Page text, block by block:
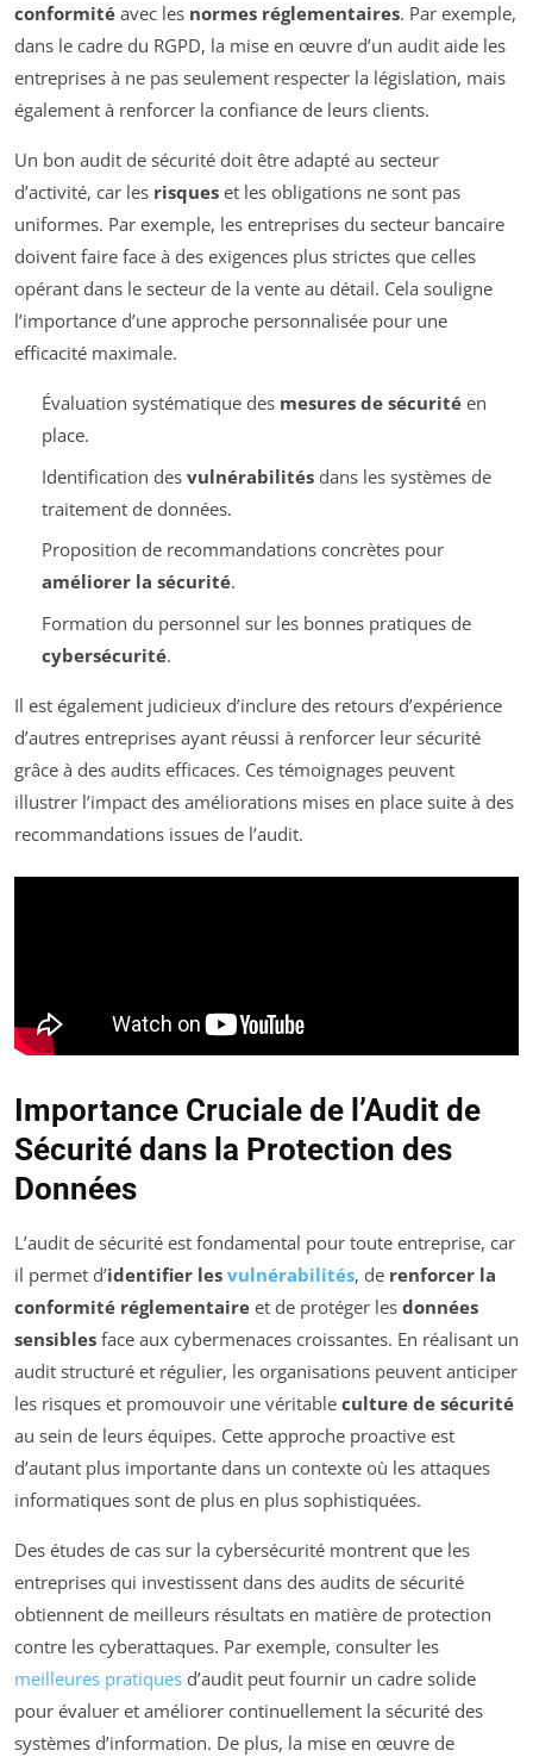
conformité avec les normes réglementaires. Par exemple,
dans le cadre du RGPD, la mise en œuvre d’un audit aide les
entreprises à ne pas seulement respecter la législation, mais
également à renforcer la confiance de leurs clients.
Un bon audit de sécurité doit être adapté au secteur
d’activité, car les risques et les obligations ne sont pas
uniformes. Par exemple, les entreprises du secteur bancaire
doivent faire face à des exigences plus strictes que celles
opérant dans le secteur de la vente au détail. Cela souligne
l’importance d’une approche personnalisée pour une
efficacité maximale.
Évaluation systématique des mesures de sécuritéen
place.
Identification des vulnérabilitésdans les systèmes de
traitement de données.
Proposition de recommandations concrètes pour
améliorer la sécurité.
Formation du personnel sur les bonnes pratiques de
cybersécurité.
Il est également judicieux d’inclure des retours d’expérience
d’autres entreprises ayant réussi à renforcer leur sécurité
grâce à des audits efficaces. Ces témoignages peuvent
illustrer l’impact des améliorations mises en place suite à des
recommandations issues de l’audit.
Importance Cruciale de l’Audit de
Sécurité dans la Protection des
Données
L’audit de sécurité est fondamental pour toute entreprise, car
il permet d’identifier les vulnérabilités, de renforcer la
conformité réglementaire et de protéger les données
sensibles face aux cybermenaces croissantes. En réalisant un
audit structuré et régulier, les organisations peuvent anticiper
les risques et promouvoir une véritable culture de sécurité
au sein de leurs équipes. Cette approche proactive est
d’autant plus importante dans un contexte où les attaques
informatiques sont de plus en plus sophistiquées.
Des études de cas sur la cybersécurité montrent que les
entreprises qui investissent dans des audits de sécurité
obtiennent de meilleurs résultats en matière de protection
contre les cyberattaques. Par exemple, consulter les
meilleures pratiques d’audit peut fournir un cadre solide
pour évaluer et améliorer continuellement la sécurité des
systèmes d’information. De plus, la mise en œuvre de